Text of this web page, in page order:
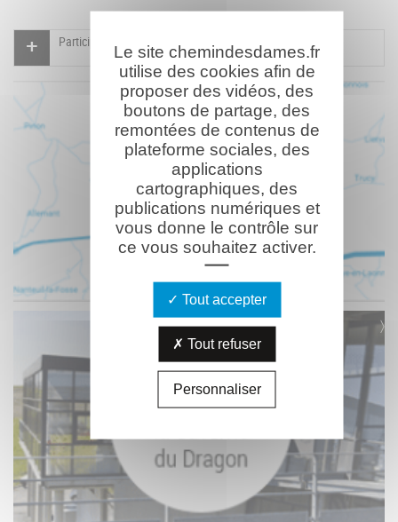
Participer à l'indexation du Mémorial virtuel
Le site chemindesdames.fr
utilise des cookies afin de
proposer des vidéos, des
boutons de partage, des
remontées de contenus de
plateforme sociales, des
applications
cartographiques, des
publications numériques et
vous donne le contrôle sur
ce vous souhaitez activer.
Tout accepter
Tout refuser
Personnaliser